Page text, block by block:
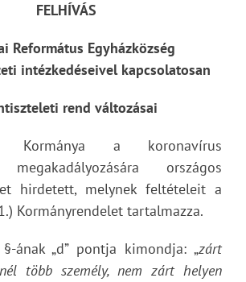
FELHÍVÁS
Református Egyházközség
intézkedéseivel kapcsolatosan
rend változásai
Kormánya a koronavírus
megakadályozására országos
hirdetett, melynek feltételeit a
Kormányrendelet tartalmazza.
ának „d” pontja kimondja: „zárt
több személy, nem zárt helyen